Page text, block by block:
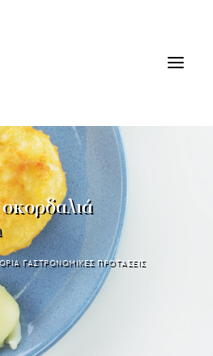
ΓΑΣΤΡΟΝΟΜΙΚΕΣ ΠΡΟΤΑΣΕΙΣ